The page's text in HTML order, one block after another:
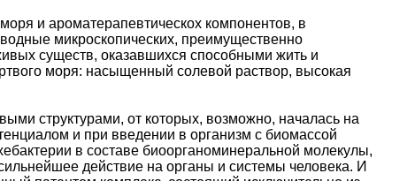
и ароматерапевтическох компонентов, в
микроскопических, преимущественно
существ, оказавшихся способными жить и
моря: насыщенный солевой раствор, высокая
структурами, от которых, возможно, началась на
и при введении в организм с биомассой
в составе биоорганоминеральной молекулы,
действие на органы и системы человека. И